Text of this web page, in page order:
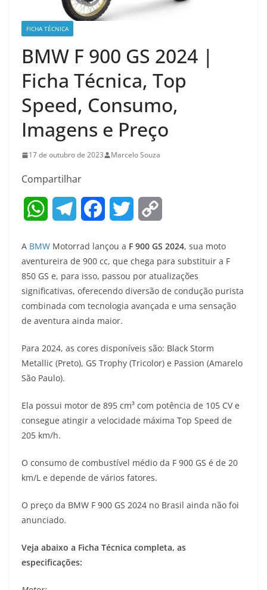
FICHA TÉCNICA
BMW F 900 GS 2024 |
Ficha Técnica, Top
Speed, Consumo,
Imagens e Preço
17 de outubro de 2023 Marcelo Souza
Compartilhar
W
a
t
s
A
p
p
l
e
g
r
a
c
e
b
o
o
i
t
t
r
p
y
L
n
A BMW Motorrad lançou a F 900 GS 2024, sua moto
aventureira de 900 cc, que chega para substituir a F
850 GS e, para isso, passou por atualizações
significativas, oferecendo diversão de condução purista
combinada com tecnologia avançada e uma sensação
de aventura ainda maior.
Para 2024, as cores disponíveis são: Black Storm
Metallic (Preto), GS Trophy (Tricolor) e Passion (Amarelo
São Paulo).
Ela possui motor de 895 cm³ com potência de 105 CV e
consegue atingir a velocidade máxima Top Speed de
205 km/h.
O consumo de combustível médio da F 900 GS é de 20
km/L e depende de vários fatores.
O preço da BMW F 900 GS 2024 no Brasil ainda não foi
anunciado.
Veja abaixo a Ficha Técnica completa, as
especificações: